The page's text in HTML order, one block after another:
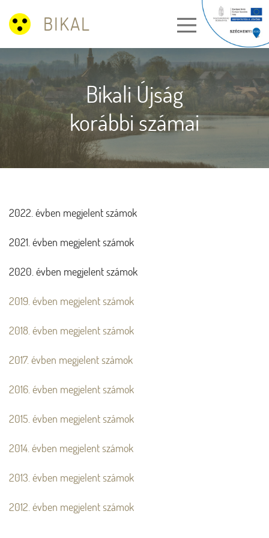
BIKAL
Bikali Újság
korábbi számai
2022. évben megjelent számok
2021. évben megjelent számok
2020. évben megjelent számok
2019. évben megjelent számok
2018. évben megjelent számok
2017. évben megjelent számok
2016. évben megjelent számok
2015. évben megjelent számok
2014. évben megjelent számok
2013. évben megjelent számok
2012. évben megjelent számok